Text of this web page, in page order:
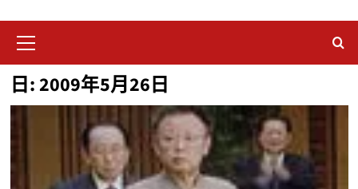
イ
ン
メ
日:2009年5月26日